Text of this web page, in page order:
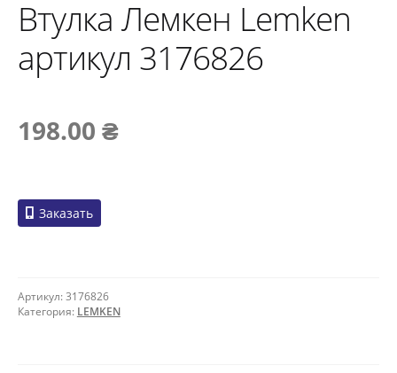
Втулка Лемкен Lemken
артикул 3176826
198.00 ₴
Заказать
Артикул:3176826
Категория: LEMKEN